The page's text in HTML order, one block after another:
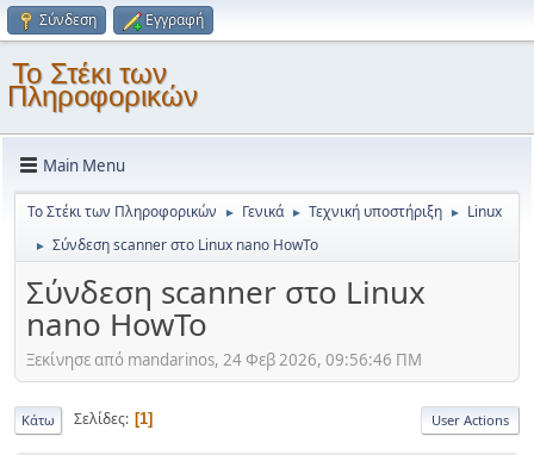
Σύνδεση Εγγραφή
Το Στέκι των
Πληροφορικών
Main Menu
Το Στέκι των Πληροφορικών ► Γενικά ► Τεχνική υποστήριξη ► Linux
► Σύνδεση scanner στο Linux nano HowTo
Σύνδεση scanner στο Linux
nano HowTo
Ξεκίνησε από mandarinos, 24 Φεβ 2026, 09:56:46 ΠΜ
Κάτω Σελίδες 1 User Actions